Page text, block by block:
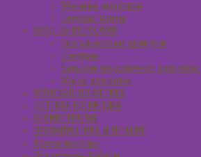
Мочалка джутовая
Солевые ванны
УХОД ЗА ВОЛОСАМИ
Безсульфатные шампуни
Шампуни
Бальзам-кондиционер для волос
Маски для волос
МУЖСКАЯ КОСМЕТИКА
ДЕТСКАЯ КОСМЕТИКА
АРОМАТЕРАПИЯ
ПРОФИЛАКТИКА И ЛЕЧЕНИЕ
Ароматизаторы